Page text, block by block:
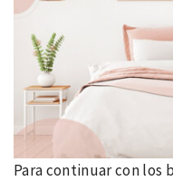
Para continuar con los